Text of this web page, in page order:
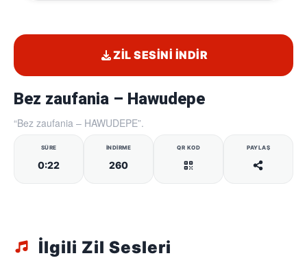
Bez zaufania – Hawudepe
“Bez zaufania – HAWUDEPE”.
SÜRE
0:22
İNDIRME
260
QR KOD PAYLAŞ
ZIL SESINI İNDIR
İlgili Zil Sesleri